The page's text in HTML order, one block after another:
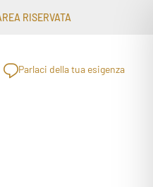
RISERVATA
Parlaci della tua esigenza